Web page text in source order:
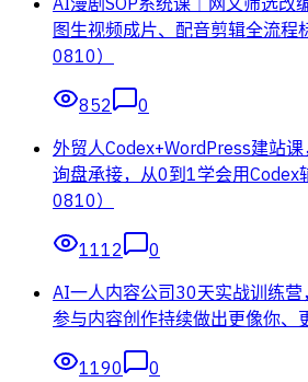
图生视频成片、配音剪辑全流程
0810）
852
0
外贸人Codex+WordPress建站课
询盘承接，从0到1学会用Codex
0810）
1112
0
AI一人内容公司30天实战训练
参与内容创作持续做出更像你、
1190
0